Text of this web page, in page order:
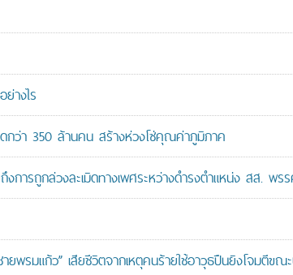
างไร
กว่า 350 ล้านคน สร้างห่วงโซ่คุณค่าภูมิภาค
รถูกล่วงละเมิดทางเพศระหว่างดำรงตำแหน่ง สส. พรร
รมแก้ว” เสียชีวิตจากเหตุคนร้ายใช้อาวุธปืนยิงโจมตีขณ